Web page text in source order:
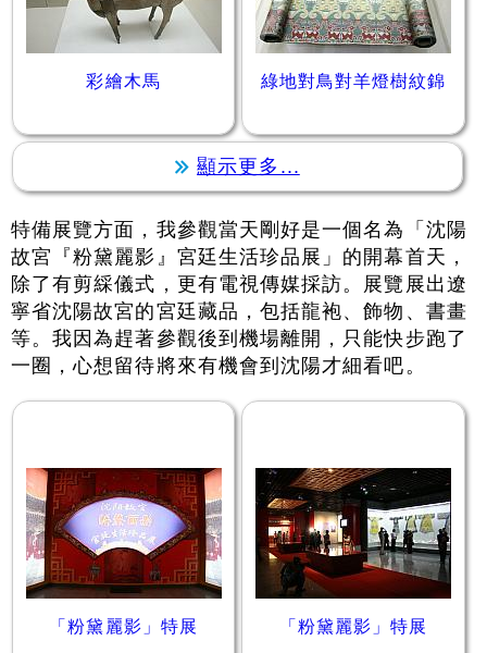
彩繪木馬 綠地對鳥對羊燈樹紋錦
顯示更多...
特備展覽方面，我參觀當天剛好是一個名為「沈陽
故宮『粉黛麗影』宮廷生活珍品展」的開幕首天，
除了有剪綵儀式，更有電視傳媒採訪。展覽展出遼
寧省沈陽故宮的宮廷藏品，包括龍袍、飾物、書畫
等。我因為趕著參觀後到機場離開，只能快步跑了
一圈，心想留待將來有機會到沈陽才細看吧。
「粉黛麗影」特展 「粉黛麗影」特展